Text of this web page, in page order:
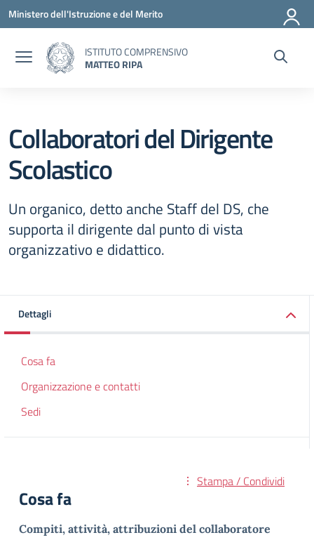
Vai ai contenuti
Vai al menu di navigazione
Vai al footer
Ministero dell'Istruzione e del Merito
ISTITUTO COMPRENSIVO
MATTEO RIPA
Collaboratori del Dirigente
Scolastico
Un organico, detto anche Staff del DS, che
supporta il dirigente dal punto di vista
organizzativo e didattico.
Dettagli
Cosa fa
Organizzazione e contatti
Sedi
Stampa / Condividi
Cosa fa
Compiti, attività, attribuzioni del collaboratore